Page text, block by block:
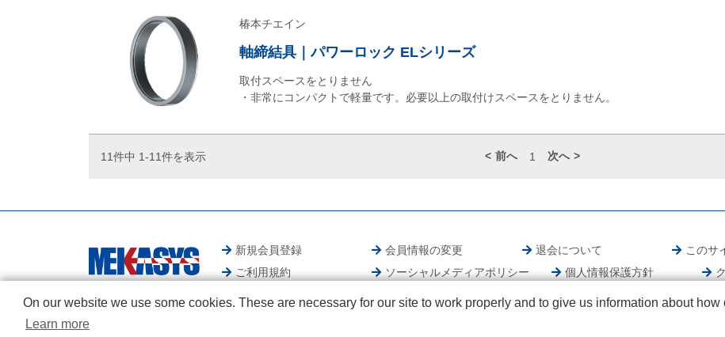
椿本チエイン
軸締結具｜パワーロック ELシリーズ
取付スペースをとりません
・非常にコンパクトで軽量です。必要以上の取付けスペースをとりません。
11件中 1-11件を表示 前へ 1 次へ
新規会員登録 会員情報の変更 退会について
このサ
ご利用規約
ソーシャルメディアポリシー 個人情報保護方針
On our website we use some cookies. These are necessary for our site to work properly and to give us information about how
Learn more